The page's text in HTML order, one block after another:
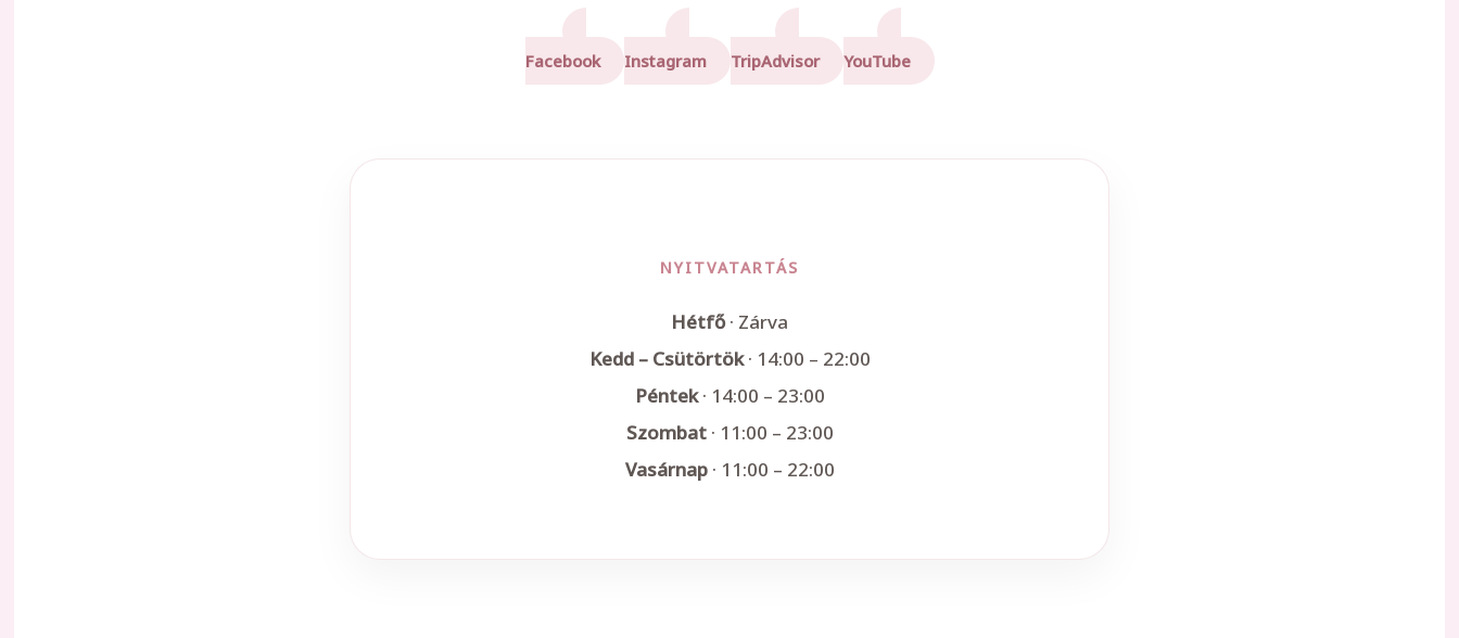
Facebook Instagram TripAdvisor YouTube
NYITVATARTÁS
Hétfő· Zárva
Kedd – Csütörtök· 14:00 – 22:00
Péntek· 14:00 – 23:00
Szombat· 11:00 – 23:00
Vasárnap· 11:00 – 22:00